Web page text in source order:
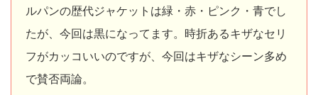
ルパンの歴代ジャケットは緑・赤・ピンク・青でし
たが、今回は黒になってます。時折あるキザなセリ
フがカッコいいのですが、今回はキザなシーン多め
で賛否両論。